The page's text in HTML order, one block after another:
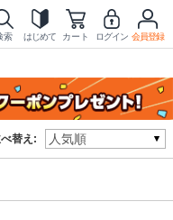
索 はじめて カート ログイン 会員登録
替え: